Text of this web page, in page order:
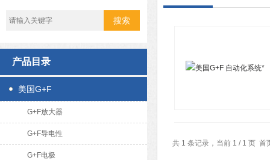
产品目录
美国G+F
G+F放大器
G+F导电性
G+F电极
共 1 条记录，当前 1 / 1 页